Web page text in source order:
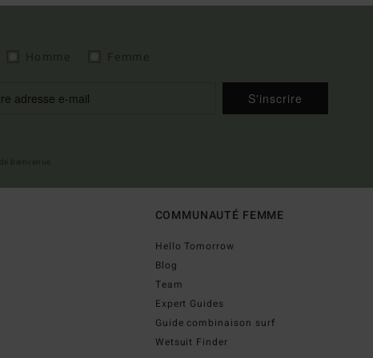
S'inscrire
COMMUNAUTÉ FEMME
Hello Tomorrow
Blog
Team
Expert Guides
Guide combinaison surf
Wetsuit Finder